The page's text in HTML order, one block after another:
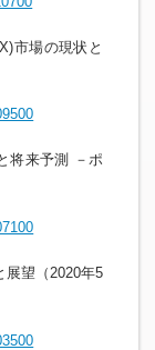
市場の現状と
将来予測 －ポ
展望（2020年5